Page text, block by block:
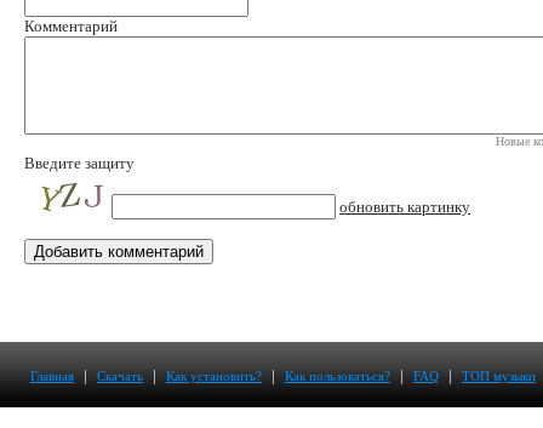
Комментарий
Новые
Введите защиту
обновить картинку
Главная | Скачать | Как установить? | Как пользоваться? | FAQ | ТОП музыки